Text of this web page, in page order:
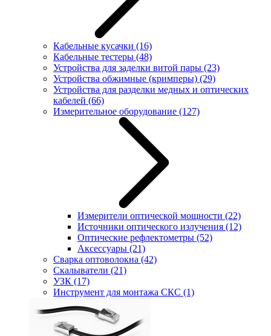
Кабельные кусачки (16)
Кабельные тестеры (48)
Устройства для заделки витой пары (23)
Устройства обжимные (кримперы) (29)
Устройства для разделки медных и оптических
кабелей (66)
Измерительное оборудование (127)
Измерители оптической мощности (22)
Источники оптического излучения (12)
Оптические рефлектометры (52)
Аксессуары (21)
Сварка оптоволокна (42)
Скалыватели (21)
УЗК (17)
Инструмент для монтажа СКС (1)